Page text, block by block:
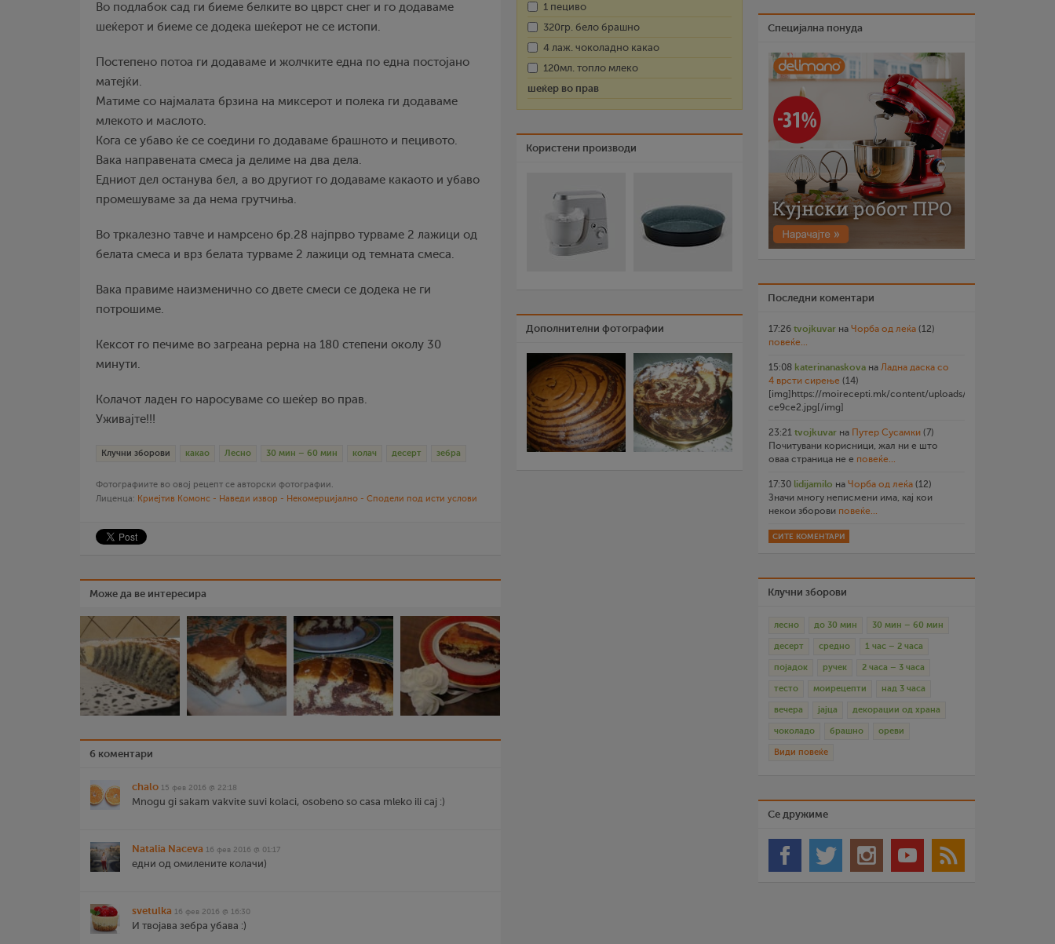
Во подлабок сад ги биеме белките во цврст снег и го додаваме
шеќерот и биеме се додека шеќерот не се истопи.
Постепено потоа ги додаваме и жолчките една по една постојано
матејќи.
Матиме со најмалата брзина на миксерот и полека ги додаваме
млекото и маслото.
Кога се убаво ќе се соедини го додаваме брашното и пецивото.
Вака направената смеса ја делиме на два дела.
Едниот дел останува бел, а во другиот го додаваме какаото и убаво
промешуваме за да нема грутчиња.
Во тркалезно тавче и намрсено бр.28 најпрво турваме 2 лажици од
белата смеса и врз белата турваме 2 лажици од темната смеса.
Вака правиме наизменично со двете смеси се додека не ги
потрошиме.
Кексот го печиме во загреана рерна на 180 степени околу 30
минути.
Колачот ладен го наросуваме со шеќер во прав.
Уживајте!!!
Клучни зборови какао Лесно 30 мин – 60 мин колач десерт зебра
Фотографиите во овој рецепт се авторски фотографии.
Лиценца: Криејтив Комонс - Наведи извор - Некомерцијално - Сподели под исти услови
Може да ве интересира
6 коментари
chalo 15 фев 2016 @ 22:18
Mnogu gi sakam vakvite suvi kolaci, osobeno so casa mleko ili caj :)
Natalia Naceva 16 фев 2016 @ 01:17
едни од омилените колачи)
svetulka 16 фев 2016 @ 16:30
И твојава зебра убава :)
1 пециво
320гр. бело брашно
4 лаж. чоколадно какао
120мл. топло млеко
шеќер во прав
Користени производи
Дополнителни фотографии
Специјална понуда
Последни коментари
17:26 tvojkuvar на Чорба од леќа (12)
повеќе...
15:08 katerinanaskova на Ладна даска со
4 врсти сирење (14)
[img]https://moirecepti.mk/content/uploads/2026/07/
ce9ce2.jpg[/img]
23:21 tvojkuvar на Путер Сусамки (7)
Почитувани корисници, жал ни е што
оваа страница не е повеќе...
17:30 lidijamilo на Чорба од леќа (12)
Значи многу неписмени има, кај кои
некои зборови повеќе...
СИТЕ КОМЕНТАРИ
Клучни зборови
лесно до 30 мин 30 мин – 60 мин
десерт средно 1 час – 2 часа
појадок ручек 2 часа – 3 часа
тесто моирецепти над 3 часа
вечера јајца декорации од храна
чоколадо брашно ореви
Види повеќе
Се дружиме